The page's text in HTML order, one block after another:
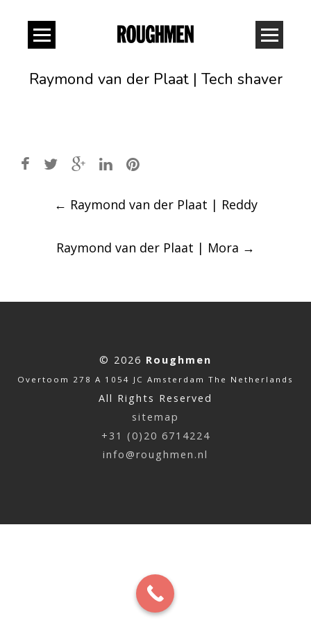
Raymond van der Plaat | Tech shaver
Post
navigation
← Raymond van der Plaat | Reddy
Raymond van der Plaat | Mora →
© 2026 Roughmen
Overtoom 278 A 1054 JC Amsterdam The Netherlands
All Rights Reserved
sitemap
+31 (0)20 6714224
info@roughmen.nl